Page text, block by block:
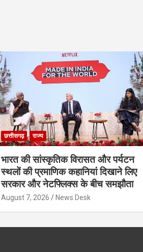
छत्तीसगढ़ राज्य
भारत की सांस्कृतिक विरासत और पर्यटन
स्थलों की प्रमाणिक कहानियां दिखाने लिए
सरकार और नेटफ्लिक्स के बीच समझौता
August 7, 2026 News Desk